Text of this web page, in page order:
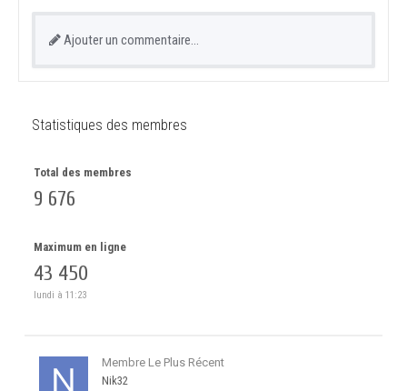
Ajouter un commentaire…
Statistiques des membres
Total des membres
9 676
Maximum en ligne
43 450
lundi à 11:23
Membre Le Plus Récent
Nik32